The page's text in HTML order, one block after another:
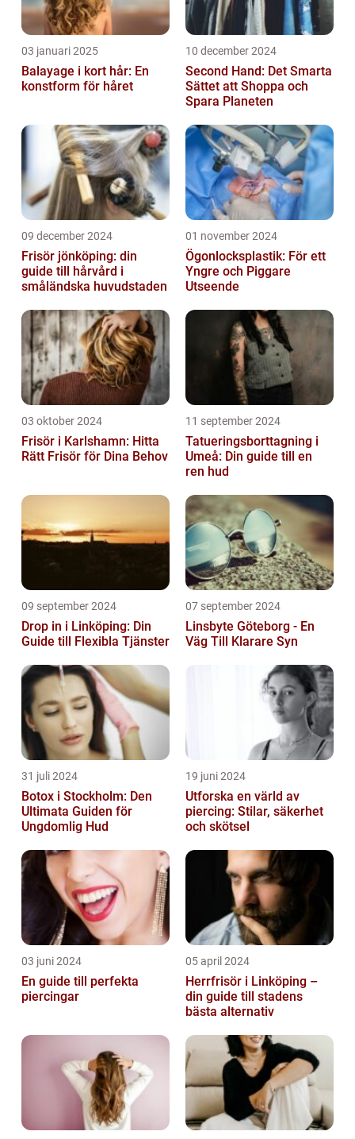
03 januari 2025
Balayage i kort hår: En
konstform för håret
10 december 2024
Second Hand: Det Smarta
Sättet att Shoppa och
Spara Planeten
09 december 2024
Frisör jönköping: din
guide till hårvård i
småländska huvudstaden
01 november 2024
Ögonlocksplastik: För ett
Yngre och Piggare
Utseende
03 oktober 2024
Frisör i Karlshamn: Hitta
Rätt Frisör för Dina Behov
11 september 2024
Tatueringsborttagning i
Umeå: Din guide till en
ren hud
09 september 2024
Drop in i Linköping: Din
Guide till Flexibla Tjänster
07 september 2024
Linsbyte Göteborg - En
Väg Till Klarare Syn
31 juli 2024
Botox i Stockholm: Den
Ultimata Guiden för
Ungdomlig Hud
19 juni 2024
Utforska en värld av
piercing: Stilar, säkerhet
och skötsel
03 juni 2024
En guide till perfekta
piercingar
05 april 2024
Herrfrisör i Linköping –
din guide till stadens
bästa alternativ